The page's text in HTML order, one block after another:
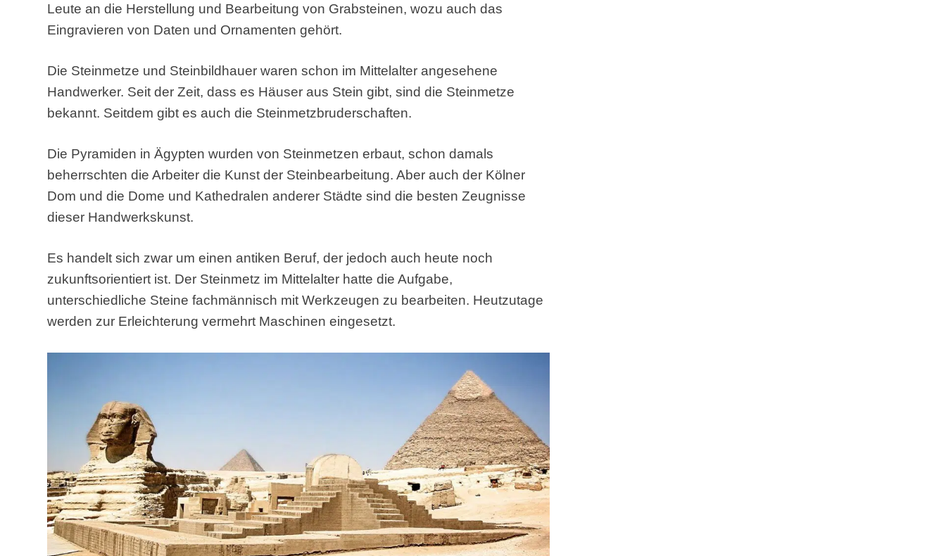
Leute an die Herstellung und Bearbeitung von Grabsteinen, wozu auch das
Eingravieren von Daten und Ornamenten gehört.
Die Steinmetze und Steinbildhauer waren schon im Mittelalter angesehene
Handwerker. Seit der Zeit, dass es Häuser aus Stein gibt, sind die Steinmetze
bekannt. Seitdem gibt es auch die Steinmetzbruderschaften.
Die Pyramiden in Ägypten wurden von Steinmetzen erbaut, schon damals
beherrschten die Arbeiter die Kunst der Steinbearbeitung. Aber auch der Kölner
Dom und die Dome und Kathedralen anderer Städte sind die besten Zeugnisse
dieser Handwerkskunst.
Es handelt sich zwar um einen antiken Beruf, der jedoch auch heute noch
zukunftsorientiert ist. Der Steinmetz im Mittelalter hatte die Aufgabe,
unterschiedliche Steine fachmännisch mit Werkzeugen zu bearbeiten. Heutzutage
werden zur Erleichterung vermehrt Maschinen eingesetzt.